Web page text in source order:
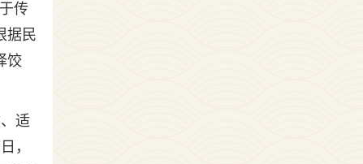
传
据民
饺
适
，